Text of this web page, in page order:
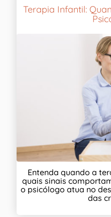
Terapia Infantil:
Entenda quando a
quais sinais
o psicólogo atua no
das